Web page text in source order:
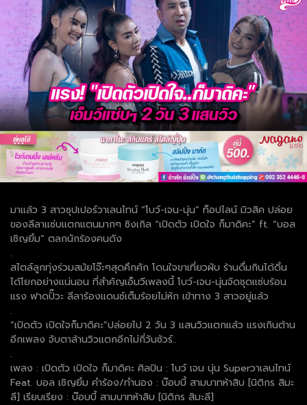
มาแล้ว 3 สาวซุปเปอร์วาเลนไทน์ “โบว์-เจน-นุ่น” ท็อปไลน์ มิวสิค ปล่อย
ของลีลาแซ่บแตกแตนมากๆ ซิงเกิล “เปิดตัว เปิดใจ ก็มาดิคะ” ft. “บอล
เชิญยิ้ม” ตลกนักร้องคนดัง
.
สไตล์ลูกทุ่งร่วมสมัยโจ๊ะๆสุดคึกคัก โดนใจขาเที่ยวผับ ร้านดื่มกินได้ดิ้น
ได้โยกอย่างแน่นอน ที่สำคัญเอ็มวีเพลงนี้ โบว์-เจน-นุ่นจัดชุดแซ่บร้อน
แรง ฟาดปั๊วะ ลีลาร้องแดนซ์เต็มร้อยไม่หัก เข้าทาง 3 สาวอยู่แล้ว
.
“เปิดตัว เปิดใจก็มาดิคะ”ปล่อยไป 2 วัน 3 แสนวิวแตกแล้ว แรงเกินต้าน
อีกเพลง จับตาล้านวิวแตกอีกไม่กี่วันชัวร์..
.
เพลง : เปิดตัว เปิดใจ ก็มาดิคะ ศิลปิน : โบว์ เจน นุ่น Superวาเลนไทน์
Feat. บอล เชิญยิ้ม คำร้อง/ทำนอง : บ๊อบบี้ สามบาทห้าสิบ [นิติกร สิมะ
ลี] เรียบเรียง : บ๊อบบี้ สามบาทห้าสิบ [นิติกร สิมะลี]